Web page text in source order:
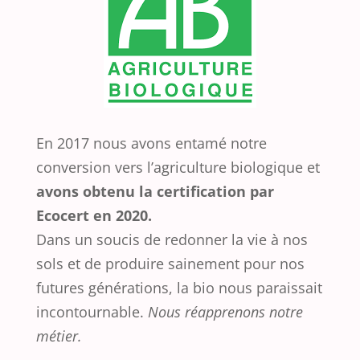
En 2017 nous avons entamé notre
conversion vers l’agriculture biologique et
avons obtenu la certification par
Ecocert en 2020.
Dans un soucis de redonner la vie à nos
sols et de produire sainement pour nos
futures générations, la bio nous paraissait
incontournable. Nous réapprenons notre
métier.